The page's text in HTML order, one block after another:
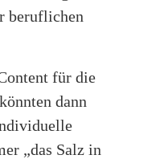
beruflichen
für die
dann
„das Salz in